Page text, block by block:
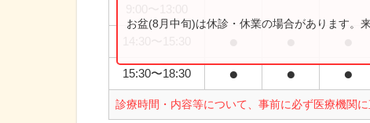
15:30〜18:30 ● ● ●
診療時間・内容等について、事前に必ず医療機関に
お盆(8月中旬)は休診・休業の場合があります。